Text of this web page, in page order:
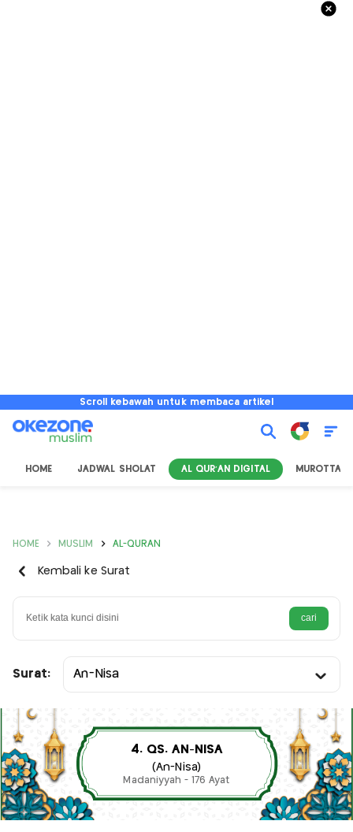
Scroll kebawah untuk membaca artikel
HOME JADWAL SHOLAT AL QUR'AN DIGITAL MUROTTAL
HOME MUSLIM AL-QURAN
Kembali ke Surat
Surat: An-Nisa
4. QS. AN-NISA
(An-Nisa)
Madaniyyah - 176 Ayat